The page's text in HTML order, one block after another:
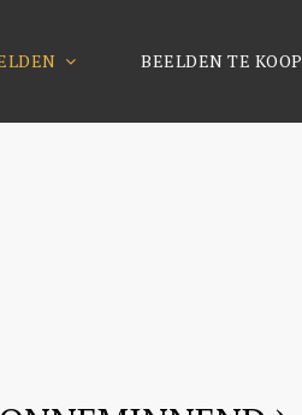
BEELDEN TE KOOP